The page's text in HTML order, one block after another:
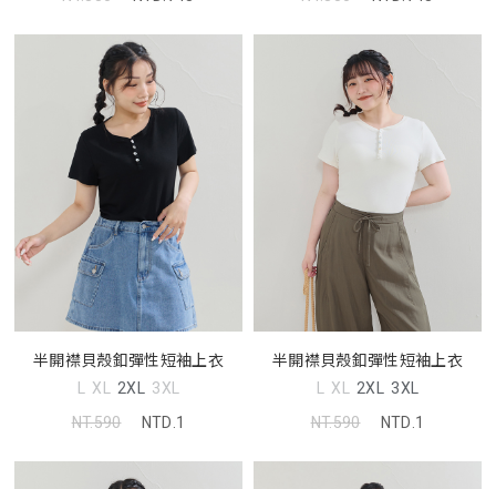
半開襟貝殼釦彈性短袖上衣
L XL 2XL 3XL
NT.590
NTD.1
半開襟貝殼釦彈性短袖上衣
L XL 2XL 3XL
NT.590
NTD.1